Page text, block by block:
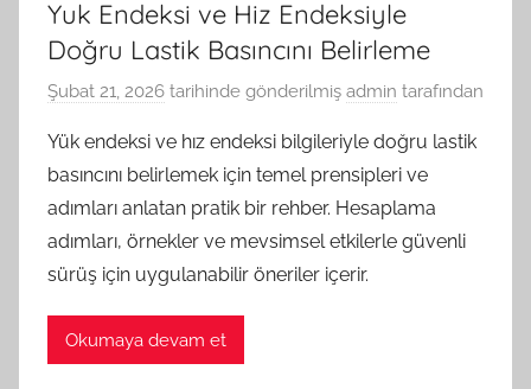
Yuk Endeksi ve Hiz Endeksiyle
Doğru Lastik Basıncını Belirleme
Şubat 21, 2026 tarihinde gönderilmiş admin tarafından
Yük endeksi ve hız endeksi bilgileriyle doğru lastik
basıncını belirlemek için temel prensipleri ve
adımları anlatan pratik bir rehber. Hesaplama
adımları, örnekler ve mevsimsel etkilerle güvenli
sürüş için uygulanabilir öneriler içerir.
Okumaya devam et